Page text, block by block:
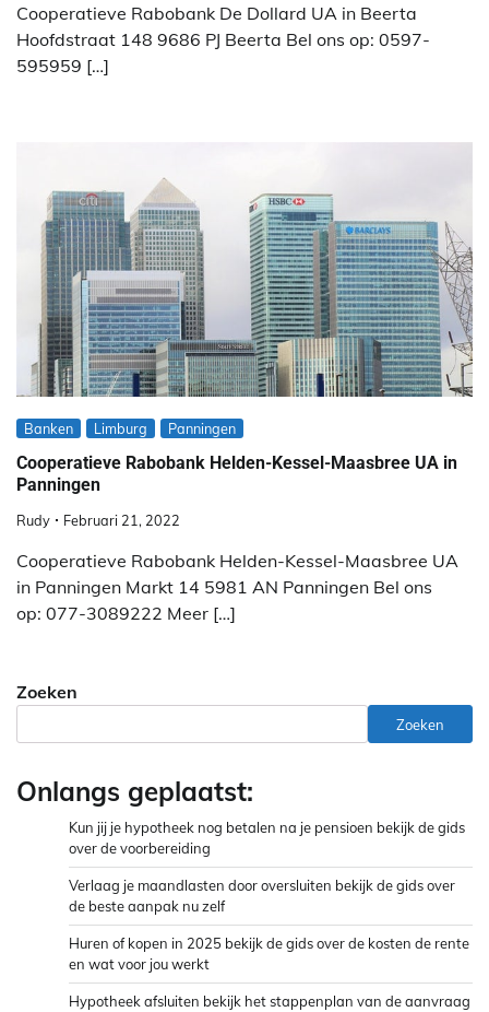
Cooperatieve Rabobank De Dollard UA in Beerta
Hoofdstraat 148 9686 PJ Beerta Bel ons op: 0597-
595959 […]
Banken Limburg Panningen
Cooperatieve Rabobank Helden-Kessel-Maasbree UA in
Panningen
Rudy Februari 21, 2022
Cooperatieve Rabobank Helden-Kessel-Maasbree UA
in Panningen Markt 14 5981 AN Panningen Bel ons
op: 077-3089222 Meer […]
Zoeken
Zoeken
Onlangs geplaatst:
Kun jij je hypotheek nog betalen na je pensioen bekijk de gids
over de voorbereiding
Verlaag je maandlasten door oversluiten bekijk de gids over
de beste aanpak nu zelf
Huren of kopen in 2025 bekijk de gids over de kosten de rente
en wat voor jou werkt
Hypotheek afsluiten bekijk het stappenplan van de aanvraag